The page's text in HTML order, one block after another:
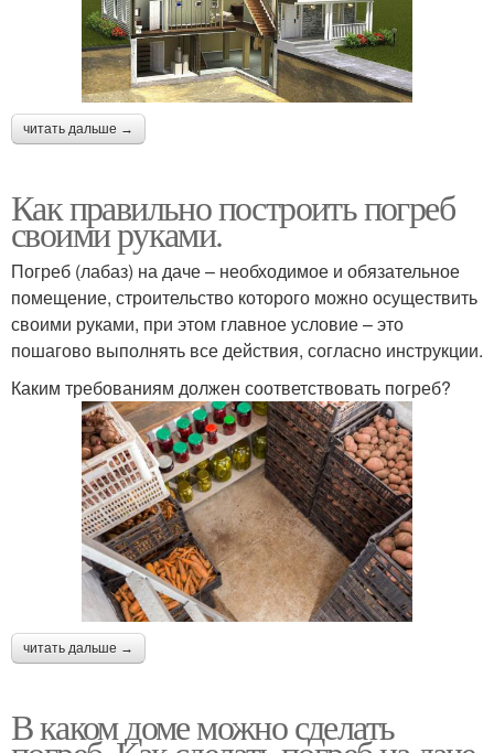
читать дальше →
Как правильно построить погреб
своими руками.
Погреб (лабаз) на даче – необходимое и обязательное
помещение, строительство которого можно осуществить
своими руками, при этом главное условие – это
пошагово выполнять все действия, согласно инструкции.
Каким требованиям должен соответствовать погреб?
читать дальше →
В каком доме можно сделать